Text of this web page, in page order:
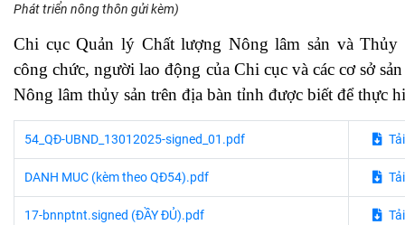
Phát triển nông thôn gửi kèm)
Chi cục Quản lý Chất lượng Nông lâm sản và Thủy
công chức, người lao động của Chi cục và các cơ sở
Nông lâm thủy sản trên địa bàn tỉnh được biết để thực
54_QĐ-UBND_13012025-signed_01.pdf
DANH MUC (kèm theo QĐ54).pdf
17-bnnptnt.signed (ĐẦY ĐỦ).pdf